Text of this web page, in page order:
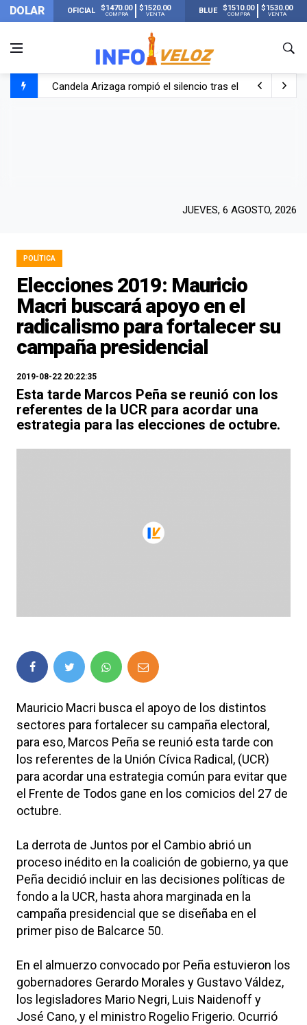
DOLAR OFICIAL $1470.00
COMPRA
$1520.00
VENTA BLUE $1510.00
COMPRA
$1530.00
VENTA
Candela Arizaga rompió el silencio tras el incidente con
JUEVES, 6 AGOSTO, 2026
POLÍTICA
Elecciones 2019: Mauricio
Macri buscará apoyo en el
radicalismo para fortalecer su
campaña presidencial
2019-08-22 20:22:35
Esta tarde Marcos Peña se reunió con los
referentes de la UCR para acordar una
estrategia para las elecciones de octubre.
Mauricio Macri busca el apoyo de los distintos
sectores para fortalecer su campaña electoral,
para eso, Marcos Peña se reunió esta tarde con
los referentes de la Unión Cívica Radical, (UCR)
para acordar una estrategia común para evitar que
el Frente de Todos gane en los comicios del 27 de
octubre.
La derrota de Juntos por el Cambio abrió un
proceso inédito en la coalición de gobierno, ya que
Peña decidió incluir en las decisiones políticas de
fondo a la UCR, hasta ahora marginada en la
campaña presidencial que se diseñaba en el
primer piso de Balcarce 50.
En el almuerzo convocado por Peña estuvieron los
gobernadores Gerardo Morales y Gustavo Váldez,
los legisladores Mario Negri, Luis Naidenoff y
José Cano, y el ministro Rogelio Frigerio. Ocurrió